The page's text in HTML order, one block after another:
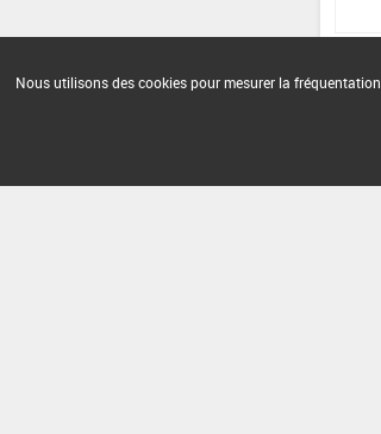
Nous utilisons des cookies pour mesurer la